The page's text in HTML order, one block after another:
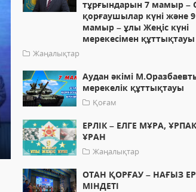
тұрғындарын 7 мамыр –
қорғаушылар күні және 9
мамыр – ұлы Жеңіс күні
мерекесімен құттықтауы
Жаңалықтар
Аудан әкімі
мерекелік құттықтауы
Қоғам
ЕРЛІК – ЕЛГЕ МҰРА,
ҰРАН
Жаңалықтар
ОТАН ҚОРҒАУ – НАҒЫЗ
МІНДЕТІ